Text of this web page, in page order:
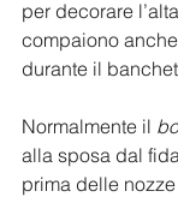
per decorare
compaiono
durante il
Normalmente il
alla sposa dal
prima delle